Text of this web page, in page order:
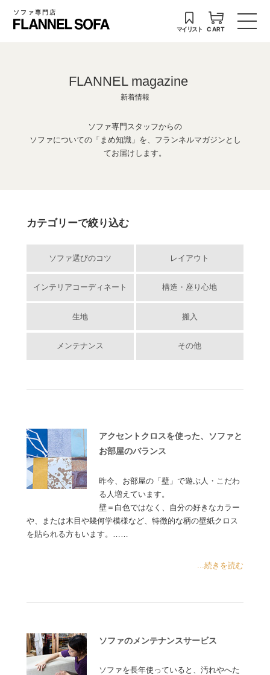
ソファ専門店
マイリスト CART
FLANNEL magazine
新着情報
ソファ専門スタッフからの
ソファについての「まめ知識」を、フランネルマガジンとし
てお届けします。
カテゴリーで絞り込む
ソファ選びのコツ レイアウト
インテリアコーディネート 構造・座り心地
生地 搬入
メンテナンス その他
アクセントクロスを使った、ソファと
お部屋のバランス
昨今、お部屋の「壁」で遊ぶ人・こだわ
る人増えています。
壁＝白色ではなく、自分の好きなカラー
や、または木目や幾何学模様など、特徴的な柄の壁紙クロス
を貼られる方もいます。……
...続きを読む
ソファのメンテナンスサービス
ソファを長年使っていると、汚れやへた